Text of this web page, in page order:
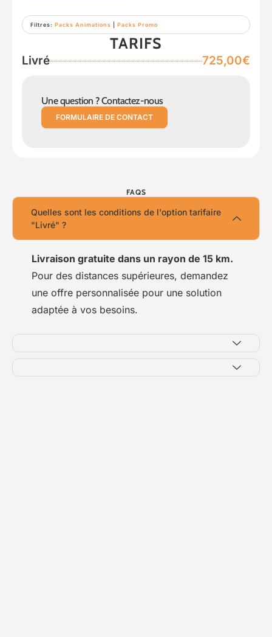
Filtres: Packs Animations Packs Promo
TARIFS
Livré 725,00€
Une question ? Contactez-nous
FORMULAIRE DE CONTACT
FAQS
Quelles sont les conditions de l'option tarifaire
"Livré" ?
Livraison gratuite dans un rayon de 15 km.
Pour des distances supérieures, demandez
une offre personnalisée pour une solution
adaptée à vos besoins.